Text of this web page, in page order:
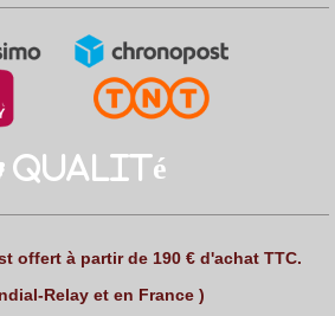
Qualité
offert à partir de 190 € d'achat TTC.
Relay et en France )